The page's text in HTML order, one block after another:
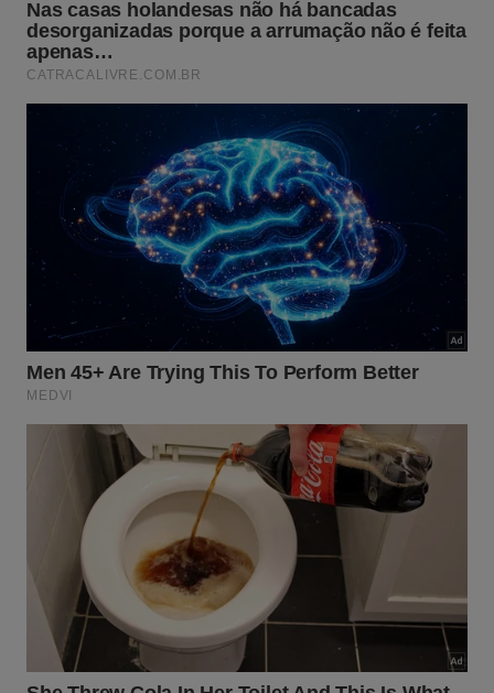
cérebro, medula e visão”, alerta.
O diagnóstico da esclerose múltipla é feito por meio
da combinação de avaliação clínica, histórico
médico, exame neurológico e exames
complementares, já que não existe um único teste
capaz de confirmar a doença. O médico avalia os
sintomas apresentados, a frequência com que
ocorrem e se há sinais de lesões em diferentes
partes do sistema nervoso ao longo do tempo.
Por Monique Dutra